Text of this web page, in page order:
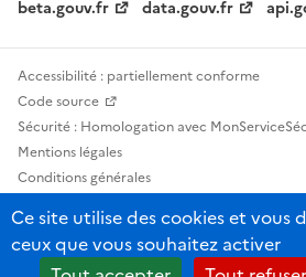
beta.gouv.fr data.gouv.fr
Accessibilité : partiellement conforme
Code source
Sécurité : Homologation avec
Mentions légales
Conditions générales
Statistiques, lexiques et indicateurs
Sauf mention contraire, tous les contenus de
Ce site utilise des cookies et vous
ceux que vous souhaitez activer